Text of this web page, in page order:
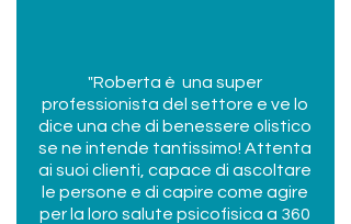
"Roberta è una super
professionista del settore e ve lo
dice una che di benessere olistico
se ne intende tantissimo! Attenta
ai suoi clienti, capace di ascoltare
le persone e di capire come agire
per la loro salute psicofisica a 360